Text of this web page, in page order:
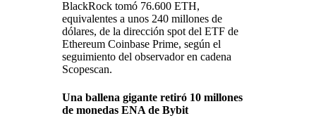
BlackRock tomó 76.600 ETH,
equivalentes a unos 240 millones de
dólares, de la dirección spot del ETF de
Ethereum Coinbase Prime, según el
seguimiento del observador en cadena
Scopescan.
Una ballena gigante retiró 10 millones
de monedas ENA de Bybit